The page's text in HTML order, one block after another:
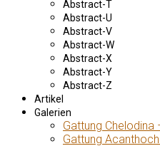
Abstract-T
Abstract-U
Abstract-V
Abstract-W
Abstract-X
Abstract-Y
Abstract-Z
Artikel
Galerien
Gattung
Gattung